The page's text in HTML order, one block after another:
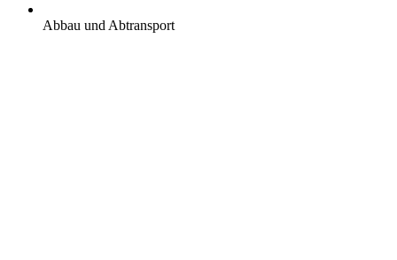
Abbau und Abtransport